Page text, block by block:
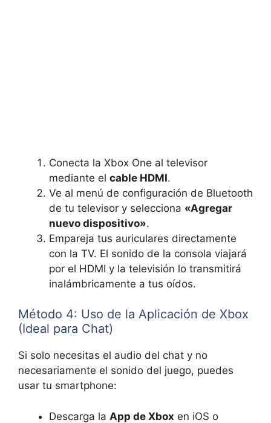
Conecta la Xbox One al televisor
mediante el cable HDMI.
Ve al menú de configuración de Bluetooth
de tu televisor y selecciona «Agregar
nuevo dispositivo».
Empareja tus auriculares directamente
con la TV. El sonido de la consola viajará
por el HDMI y la televisión lo transmitirá
inalámbricamente a tus oídos.
Método 4: Uso de la Aplicación de Xbox
(Ideal para Chat)
Si solo necesitas el audio del chat y no
necesariamente el sonido del juego, puedes
usar tu smartphone:
Descarga la App de Xbox en iOS o